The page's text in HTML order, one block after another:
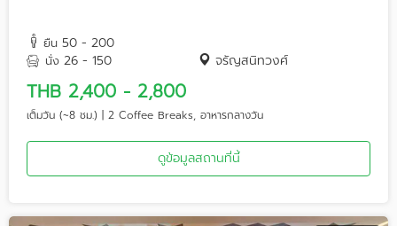
ยืน 50 - 200
นั่ง 26 - 150 จรัญสนิทวงศ์
THB 2,400 - 2,800
เต็มวัน (~8 ชม.) | 2 Coffee Breaks, อาหารกลางวัน
ดูข้อมูลสถานที่นี้